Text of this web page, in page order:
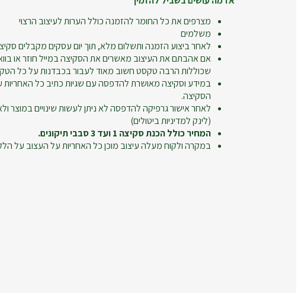
מצרפים את כל החומר להזמנה כולל הערות לעיצוב הרצוי
משלמים
לאחר ביצוע הזמנה ותשלום מלא, תוך יום עסקים מקבלים
אם אהבתם את העיצוב מאשרים את הסקיצה במייל חוזר או
שכוללות הרבה טקסט חשוב מאוד לעבור בכבדנות על כל
במידע וסקיצה מאושרת להדפסה עם שגיות כתיב כל
הסקיצה.
לאחר אישור גרפיקה להדפסה לא ניתן לעשות שינויים במוצר
(לינק למדיניות ביטולים)
המחיר כולל הכנת סקיצה 1 ועד 3 סבבי תיקונים.
במקרה ולקוח מעלה עיצוב מוכן כל האחריות על העצוב על